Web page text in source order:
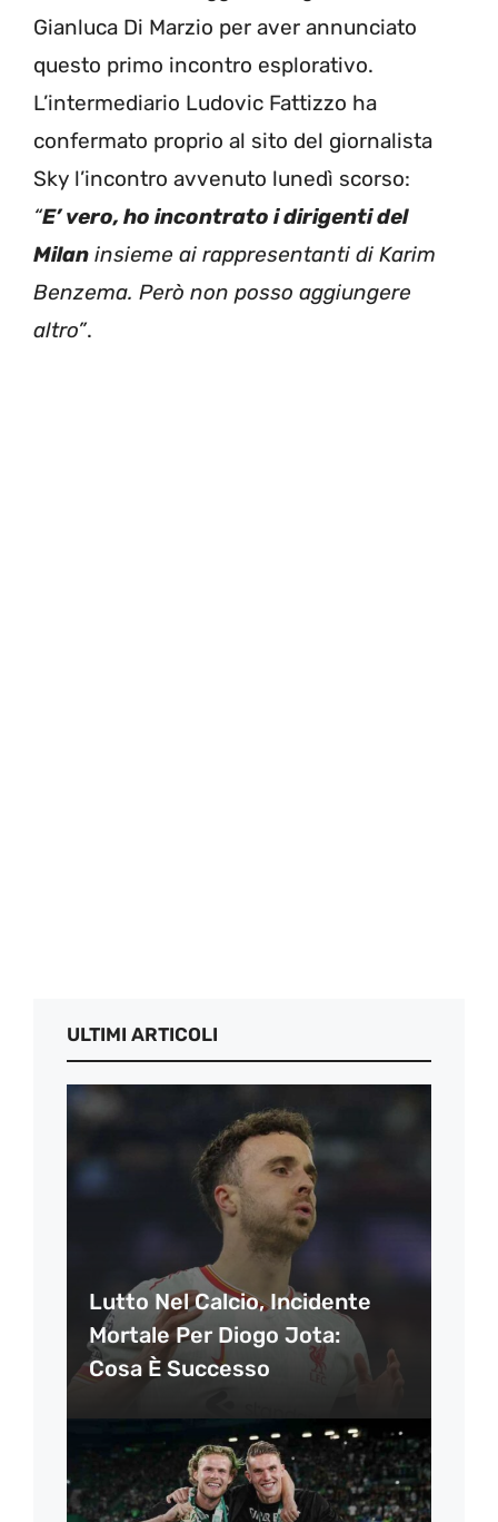
Gianluca Di Marzio per aver annunciato
questo primo incontro esplorativo.
L’intermediario Ludovic Fattizzo ha
confermato proprio al sito del giornalista
Sky l’incontro avvenuto lunedì scorso:
“E’ vero, ho incontrato i dirigenti del
Milan insieme ai rappresentanti di Karim
Benzema. Però non posso aggiungere
altro”.
ULTIMI ARTICOLI
Lutto Nel Calcio, Incidente
Mortale Per Diogo Jota:
Cosa È Successo